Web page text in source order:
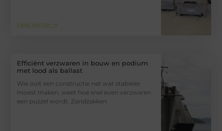
Lees verder ➜
Efficiënt verzwaren in bouw en podium
met lood als ballast
Wie ooit een constructie net wat stabieler
moest maken, weet hoe snel even verzwaren
een puzzel wordt. Zandzakken